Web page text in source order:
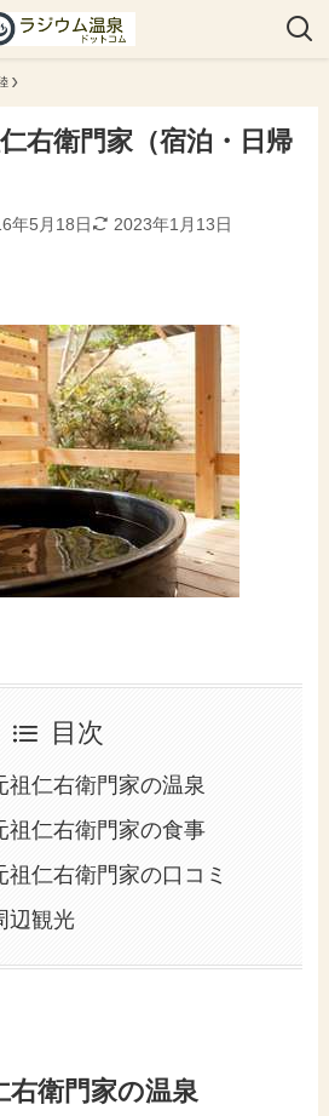
右衛門家（宿泊・日帰
年5月18日 2023年1月13日
目次
仁右衛門家の温泉
仁右衛門家の食事
仁右衛門家の口コミ
辺観光
衛門家の温泉